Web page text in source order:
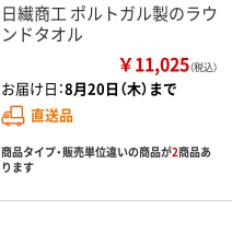
日繊商工 ポルトガル製のラウ
ンドタオル
￥11,025（税込）
お届け日：8月20日（木）まで
直送品
商品タイプ・販売単位違いの商品が2商品あ
ります